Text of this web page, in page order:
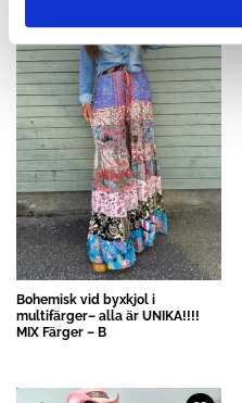
Bohemisk vid byxkjol i
multifärger– alla är UNIKA!!!!
MIX Färger – B